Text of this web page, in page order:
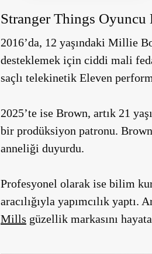
Stranger Things
2016’da, 12 yaşındaki Millie
desteklemek için ciddi mali
saçlı telekinetik Eleven
2025’te ise Brown, artık 21
bir prodüksiyon patronu.
anneliği duyurdu.
Profesyonel olarak ise bilim
aracılığıyla yapımcılık yaptı.
Mills güzellik markasını